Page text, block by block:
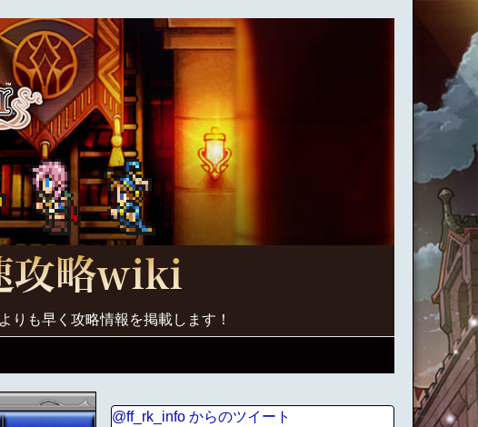
りも早く攻略情報を掲載します！
@ff_rk_info からのツイート